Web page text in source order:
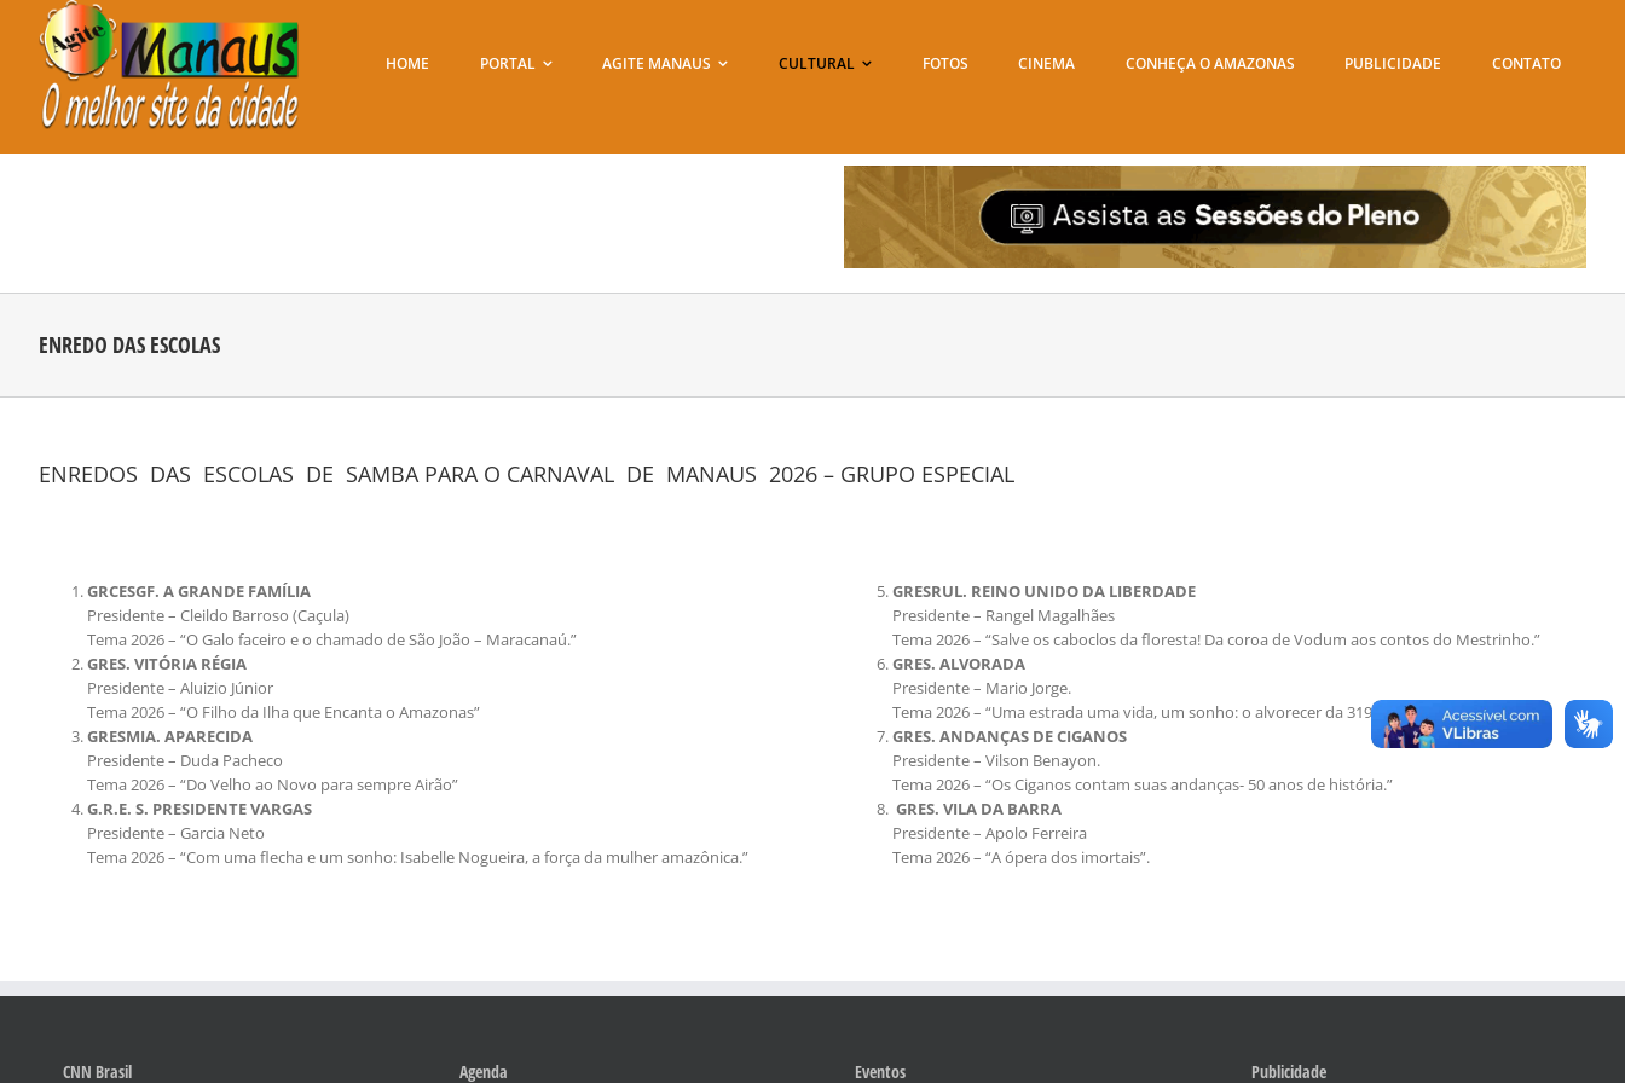
conteúdo
HOME PORTAL AGITE MANAUS CULTURAL FOTOS CINEMA CONHEÇA O AMAZONAS PUBLICIDADE CONTATO
ENREDO DAS ESCOLAS
ENREDOS DAS ESCOLAS DE SAMBA PARA O CARNAVAL DE MANAUS 2026 – GRUPO ESPECIAL
GRCESGF. A GRANDE FAMÍLIA
Presidente – Cleildo Barroso (Caçula)
Tema 2026 – “O Galo faceiro e o chamado de São João – Maracanaú.”
GRES. VITÓRIA RÉGIA
Presidente – Aluizio Júnior
Tema 2026 – “O Filho da Ilha que Encanta o Amazonas”
GRESMIA. APARECIDA
Presidente – Duda Pacheco
Tema 2026 – “Do Velho ao Novo para sempre Airão”
G.R.E. S. PRESIDENTE VARGAS
Presidente – Garcia Neto
Tema 2026 – “Com uma flecha e um sonho: Isabelle Nogueira, a força da mulher amazônica.”
GRESRUL. REINO UNIDO DA LIBERDADE
Presidente – Rangel Magalhães
Tema 2026 – “Salve os caboclos da floresta! Da coroa de Vodum aos contos do Mestrinho.”
GRES. ALVORADA
Presidente – Mario Jorge.
Tema 2026 – “Uma estrada uma vida, um sonho: o alvorecer da 319.”
GRES. ANDANÇAS DE CIGANOS
Presidente – Vilson Benayon.
Tema 2026 – “Os Ciganos contam suas andanças- 50 anos de história.”
GRES. VILA DA BARRA
Presidente – Apolo Ferreira
Tema 2026 – “A ópera dos imortais”.
CNN Brasil Agenda Eventos Publicidade